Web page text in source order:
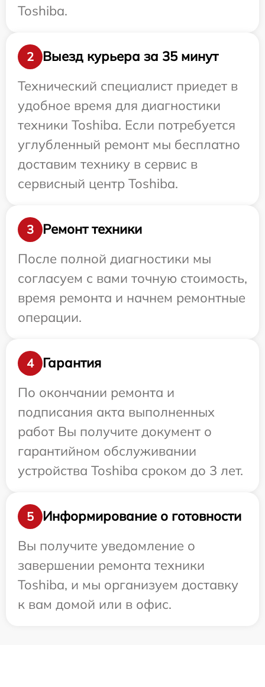
Toshiba.
2
Выезд курьера за 35 минут
Технический специалист приедет в
удобное время для диагностики
техники Toshiba. Если потребуется
углубленный ремонт мы бесплатно
доставим технику в сервис в
сервисный центр Toshiba.
3
Ремонт техники
После полной диагностики мы
согласуем с вами точную стоимость,
время ремонта и начнем ремонтные
операции.
4
Гарантия
По окончании ремонта и
подписания акта выполненных
работ Вы получите документ о
гарантийном обслуживании
устройства Toshiba сроком до 3 лет.
5
Информирование о готовности
Вы получите уведомление о
завершении ремонта техники
Toshiba, и мы организуем доставку
к вам домой или в офис.